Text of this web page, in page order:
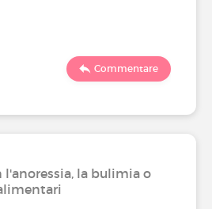
Commentare
l'anoressia, la bulimia o